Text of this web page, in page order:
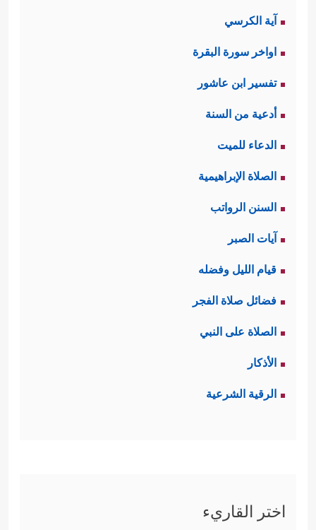
آية الكرسي
اواخر سورة البقرة
تفسير ابن عاشور
أدعية من السنة
الدعاء للميت
الصلاة الإبراهيمية
السنن الرواتب
آيات الصبر
قيام الليل وفضله
فضائل صلاة الفجر
الصلاة على النبي
الأذكار
الرقية الشرعية
اختر القاريء